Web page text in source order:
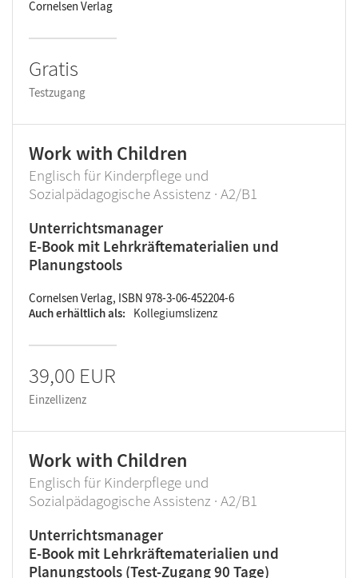
Cornelsen Verlag
Gratis
Testzugang
Work with Children
Englisch für Kinderpflege und
Sozialpädagogische Assistenz · A2/B1
Unterrichtsmanager
E-Book mit Lehrkräftematerialien und
Planungstools
Cornelsen Verlag, ISBN 978-3-06-452204-6
Auch erhältlich als
Kollegiumslizenz
39,00 EUR
Einzellizenz
Work with Children
Englisch für Kinderpflege und
Sozialpädagogische Assistenz · A2/B1
Unterrichtsmanager
E-Book mit Lehrkräftematerialien und
Planungstools (Test-Zugang 90 Tage)